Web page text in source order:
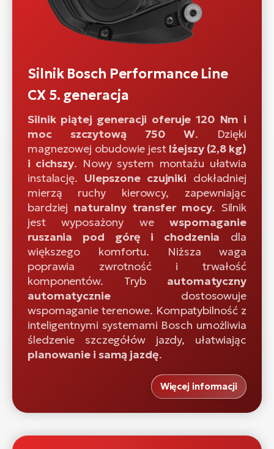
Silnik Bosch Performance Line
CX 5. generacja
Silnik piątej generacji oferuje 120 Nm i
moc szczytową 750 W. Dzięki
magnezowej obudowie jest lżejszy (2,8 kg)
i cichszy. Nowy system montażu ułatwia
instalację. Ulepszone czujniki dokładniej
mierzą ruchy kierowcy, zapewniając
bardziej naturalny transfer mocy. Silnik
jest wyposażony wewspomaganie
ruszania pod górę i chodzenia dla
większego komfortu. Niższa waga
poprawia zwrotność i trwałość
komponentów. Tryb automatyczny
automatyczniedostosowuje
wspomaganie terenowe. Kompatybilność z
inteligentnymi systemami Bosch umożliwia
śledzenie szczegółów jazdy, ułatwiając
planowanie i samą jazdę.
Więcej informacji